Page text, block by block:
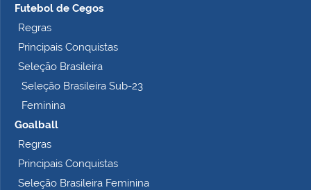
Futebol de Cegos
Regras
Principais Conquistas
Seleção Brasileira
Seleção Brasileira Sub-23
Feminina
Goalball
Regras
Principais Conquistas
Seleção Brasileira Feminina